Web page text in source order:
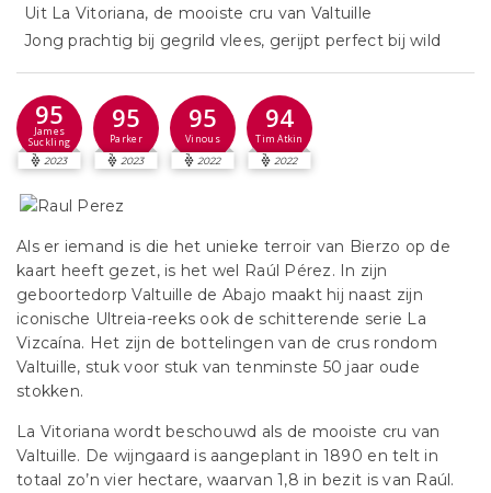
Uit La Vitoriana, de mooiste cru van Valtuille
Jong prachtig bij gegrild vlees, gerijpt perfect bij wild
95
James
Suckling
2023
95
Parker
2023
95
Vinous
2022
94
Tim Atkin
2022
Als er iemand is die het unieke terroir van Bierzo op de
kaart heeft gezet, is het wel Raúl Pérez. In zijn
geboortedorp Valtuille de Abajo maakt hij naast zijn
iconische Ultreia-reeks ook de schitterende serie La
Vizcaína. Het zijn de bottelingen van de crus rondom
Valtuille, stuk voor stuk van tenminste 50 jaar oude
stokken.
La Vitoriana wordt beschouwd als de mooiste cru van
Valtuille. De wijngaard is aangeplant in 1890 en telt in
totaal zo’n vier hectare, waarvan 1,8 in bezit is van Raúl.